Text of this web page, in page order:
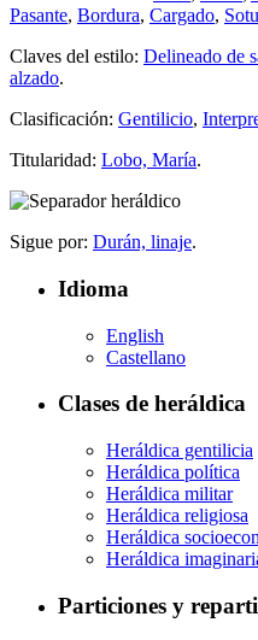
Pasante, Bordura, Cargado,
Claves del estilo: Delineado de
alzado.
Clasificación: Gentilicio,
Titularidad: Lobo, María.
Sigue por: Durán, linaje.
Idioma
English
Castellano
Clases de heráldica
Heráldica gentilicia
Heráldica política
Heráldica militar
Heráldica religiosa
Heráldica
Heráldica
Particiones y